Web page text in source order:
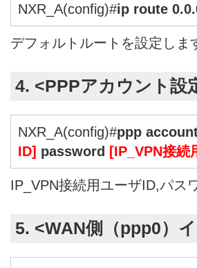
NXR_A(config)#ip route
デフォルトルートを設定しま
4. <PPPアカウント設
NXR_A(config)#ppp
ID] password [IP_VPN接続
IP_VPN接続用ユーザID,パス
5. <WAN側（ppp0）